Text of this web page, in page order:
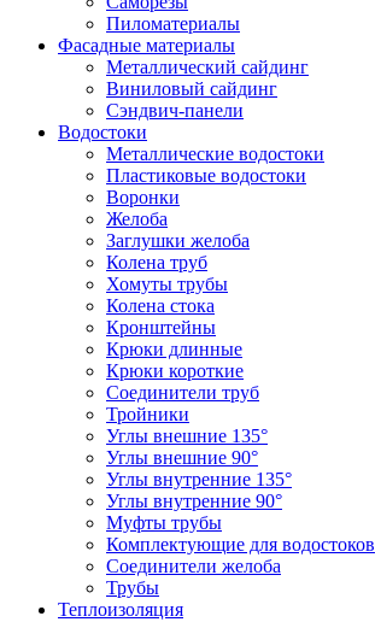
Пиломатериалы
Фасадные материалы
Металлический сайдинг
Виниловый сайдинг
Сэндвич-панели
Водостоки
Металлические водостоки
Пластиковые водостоки
Воронки
Желоба
Заглушки желоба
Колена труб
Хомуты трубы
Колена стока
Кронштейны
Крюки длинные
Крюки короткие
Соединители труб
Тройники
Углы внешние 135°
Углы внешние 90°
Углы внутренние 135°
Углы внутренние 90°
Муфты трубы
Комплектующие для водостоков
Соединители желоба
Трубы
Теплоизоляция